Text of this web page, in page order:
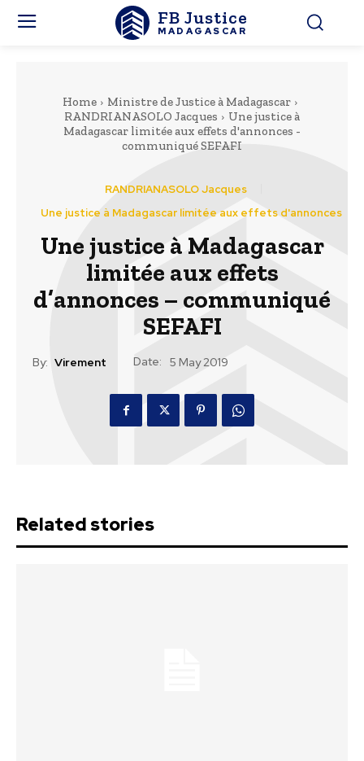
FB Justice
MADAGASCAR
Home
Ministre de Justice à Madagascar
RANDRIANASOLO Jacques
Une justice à
Madagascar limitée aux effets d'annonces -
communiqué SEFAFI
RANDRIANASOLO Jacques
Une justice à Madagascar limitée aux effets d'annonces
Une justice à Madagascar
limitée aux effets
d’annonces – communiqué
SEFAFI
By: Virement Date: 5 May 2019
Related stories